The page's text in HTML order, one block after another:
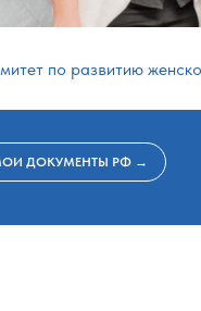
развитию женского
ДОКУМЕНТЫ РФ →